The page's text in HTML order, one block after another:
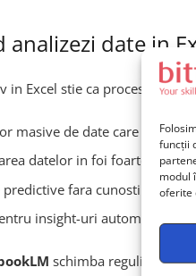
funcții
modul
oferite
analizezi date in
in Excel stie ca procesul de
masive de date care duce la
datelor in foi foarte mari
fara cunostinte
insight-uri automate
schimba regulile